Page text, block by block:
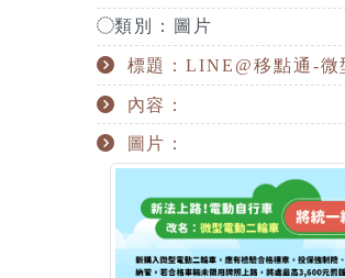
類別：圖片
標題：LINE@移點通-
內容：
圖片：